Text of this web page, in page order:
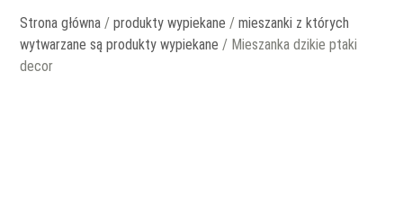
Strona główna /produkty wypiekane /mieszanki z których
wytwarzane są produkty wypiekane / Mieszanka dzikie ptaki
decor